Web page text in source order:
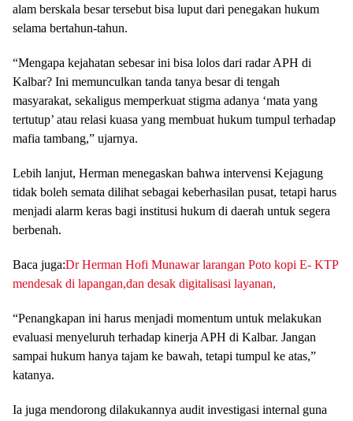
alam berskala besar tersebut bisa luput dari penegakan hukum
selama bertahun-tahun.
“Mengapa kejahatan sebesar ini bisa lolos dari radar APH di
Kalbar? Ini memunculkan tanda tanya besar di tengah
masyarakat, sekaligus memperkuat stigma adanya ‘mata yang
tertutup’ atau relasi kuasa yang membuat hukum tumpul terhadap
mafia tambang,” ujarnya.
Lebih lanjut, Herman menegaskan bahwa intervensi Kejagung
tidak boleh semata dilihat sebagai keberhasilan pusat, tetapi harus
menjadi alarm keras bagi institusi hukum di daerah untuk segera
berbenah.
Baca juga:Dr Herman Hofi Munawar larangan Poto kopi E- KTP
mendesak di lapangan,dan desak digitalisasi layanan,
“Penangkapan ini harus menjadi momentum untuk melakukan
evaluasi menyeluruh terhadap kinerja APH di Kalbar. Jangan
sampai hukum hanya tajam ke bawah, tetapi tumpul ke atas,”
katanya.
Ia juga mendorong dilakukannya audit investigasi internal guna